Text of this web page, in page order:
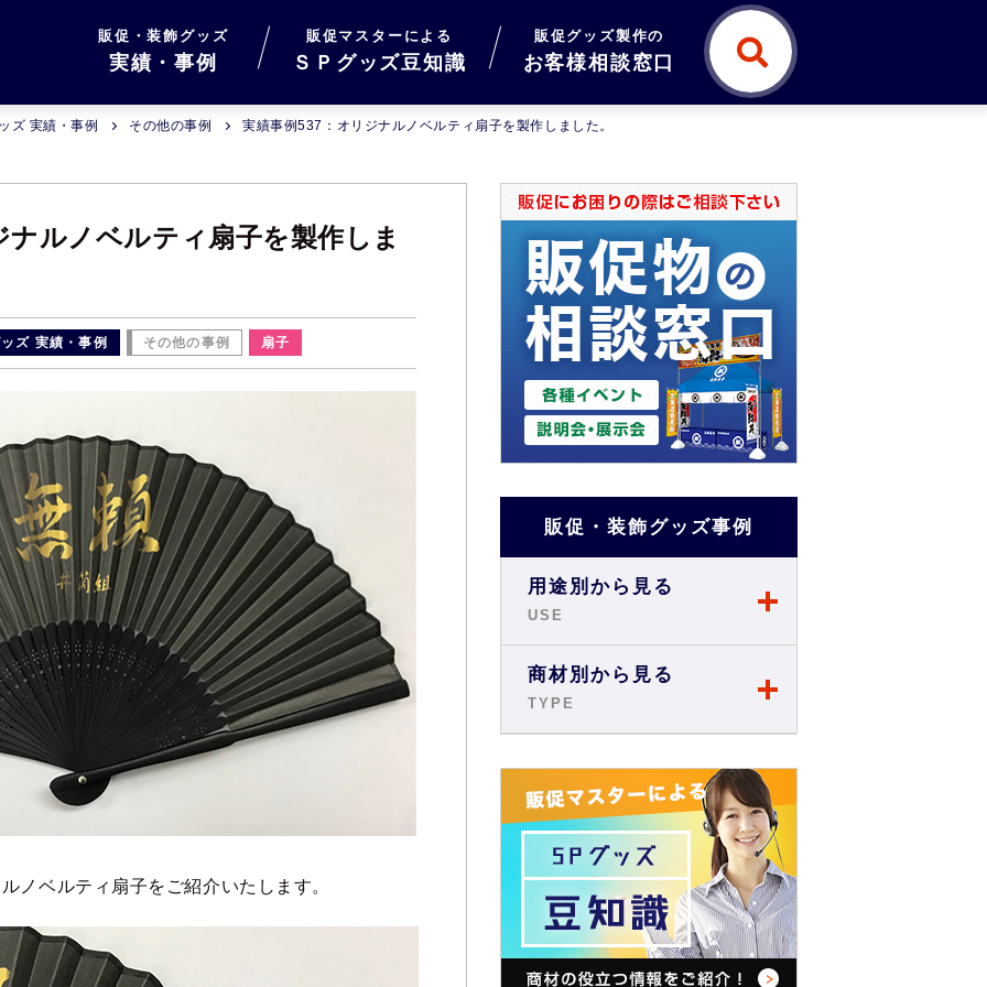
販促・装飾グッズ
実績・事例
販促マスターによる
ＳＰグッズ豆知識
販促グッズ製作の
お客様相談窓口
ズ 実績・事例 その他の事例 実績事例537：オリジナルノベルティ扇子を製作しました。
ルノベルティ扇子を製作しま
ズ 実績・事例 その他の事例 扇子
ノベルティ扇子をご紹介いたします。
販促・装飾グッズ事例
用途別から見る
USE
店舗・ショップ事例
展示会・説明会事例
お祭り事例
商店街・イベント事例
オフィス・現場事例
学校・スクール事例
商材別から見る
TYPE
旗・フラッグ
テーブルクロス
バックパネル
バナースタンド